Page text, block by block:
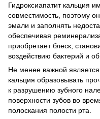
Гидроксиапатит кальция
совместимость, поэтому
эмали и заполнять
обеспечивая
приобретает блеск,
воздействию бактерий и
Не менее важной является
кальция образовывать
к разрушению зубного
поверхности зубов во
полоскания полости рта.